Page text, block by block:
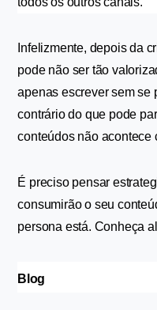
Infelizmente, depois da
pode não ser tão
apenas escrever sem se
contrário do que pode
conteúdos não acontece
É preciso pensar
consumirão o seu
persona está. Conheça
Blog